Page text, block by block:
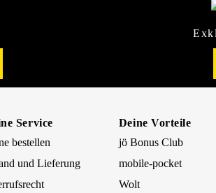
Service
bestellen
und Lieferung
Deine Vorteile
jö Bonus Club
mobile-pocket
Wolt